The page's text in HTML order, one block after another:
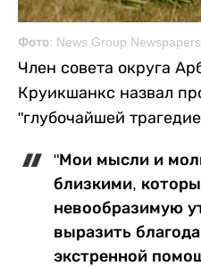
Фото: News Group Newspapers
Член совета округа
Круикшанкс назвал
"глубочайшей
"Мои мысли и
близкими,
невообразимую
выразить
экстренной